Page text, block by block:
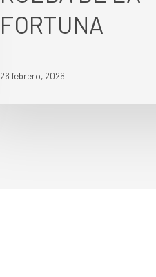
FORTUNA
26 febrero, 2026